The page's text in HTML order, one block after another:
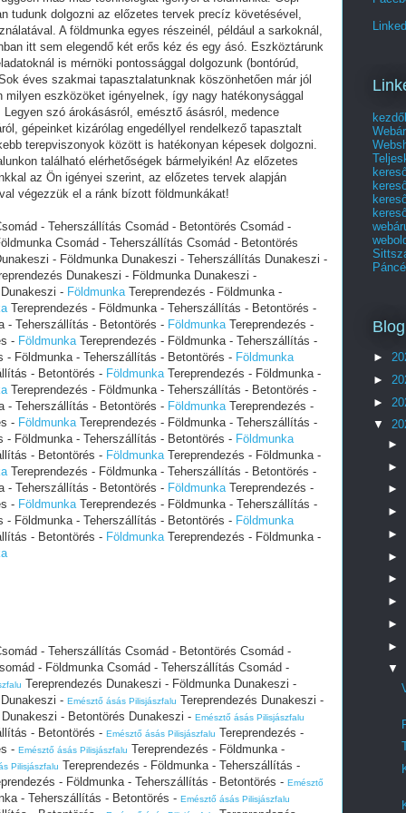
tudunk dolgozni az előzetes tervek precíz követésével,
A földmunka egyes részeinél, például a sarkoknál,
itt sem elegendő két erős kéz és egy ásó. Eszköztárunk
is mérnöki pontossággal dolgozunk (bontórúd,
éves szakmai tapasztalatunknak köszönhetően már jól
eszközöket igényelnek, így nagy hatékonysággal
szó árokásásról, emésztő ásásról, medence
gépeinket kizárólag engedéllyel rendelkező tapasztalt
terepviszonyok között is hatékonyan képesek dolgozni.
található elérhetőségek bármelyikén! Az előzetes
az Ön igényei szerint, az előzetes tervek alapján
végezzük el a ránk bízott földmunkákat!
- Teherszállítás Csomád - Betontörés Csomád -
Csomád - Teherszállítás Csomád - Betontörés
- Földmunka Dunakeszi - Teherszállítás Dunakeszi -
Dunakeszi - Földmunka Dunakeszi -
- FöldmunkaTereprendezés - Földmunka -
Tereprendezés - Földmunka - Teherszállítás - Betontörés -
- Teherszállítás - Betontörés - FöldmunkaTereprendezés -
- FöldmunkaTereprendezés - Földmunka - Teherszállítás -
- Földmunka - Teherszállítás - Betontörés - Földmunka
- Betontörés - FöldmunkaTereprendezés - Földmunka -
Tereprendezés - Földmunka - Teherszállítás - Betontörés -
- Teherszállítás - Betontörés - FöldmunkaTereprendezés -
- FöldmunkaTereprendezés - Földmunka - Teherszállítás -
- Földmunka - Teherszállítás - Betontörés - Földmunka
- Betontörés - FöldmunkaTereprendezés - Földmunka -
Tereprendezés - Földmunka - Teherszállítás - Betontörés -
- Teherszállítás - Betontörés - FöldmunkaTereprendezés -
- FöldmunkaTereprendezés - Földmunka - Teherszállítás -
- Földmunka - Teherszállítás - Betontörés - Földmunka
- Betontörés - FöldmunkaTereprendezés - Földmunka -
- Teherszállítás Csomád - Betontörés Csomád -
- Földmunka Csomád - Teherszállítás Csomád -
Tereprendezés Dunakeszi - Földmunka Dunakeszi -
- Emésztő ásás Pilisjászfalu Tereprendezés Dunakeszi -
- Betontörés Dunakeszi - Emésztő ásás Pilisjászfalu
- Betontörés - Emésztő ásás Pilisjászfalu Tereprendezés -
- Emésztő ásás Pilisjászfalu Tereprendezés - Földmunka -
Pilisjászfalu Tereprendezés - Földmunka - Teherszállítás -
- Földmunka - Teherszállítás - Betontörés - Emésztő
- Teherszállítás - Betontörés - Emésztő ásás Pilisjászfalu
►
►
►
▼
►
►
►
►
►
►
►
►
►
►
▼